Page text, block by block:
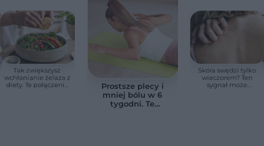
Tak zwiększysz
wchłanianie żelaza z
diety. Te połączenia
Prostsze plecy i
mniej bólu w 6
tygodni. Te
Skóra swędzi tylko
wieczorem? Ten
sygnał może